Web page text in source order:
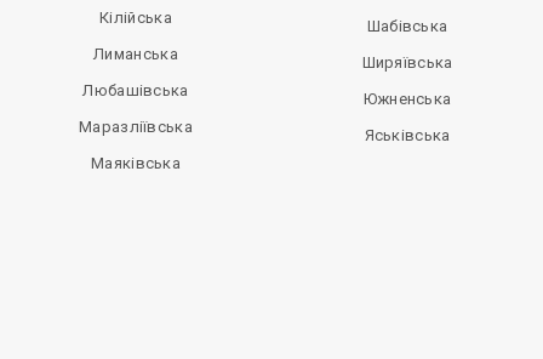
Кілійська
Лиманська
Любашівська
Маразліївська
Маяківська
Шабівська
Ширяївська
Южненська
Яськівська